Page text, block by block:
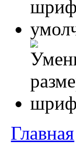
Главная